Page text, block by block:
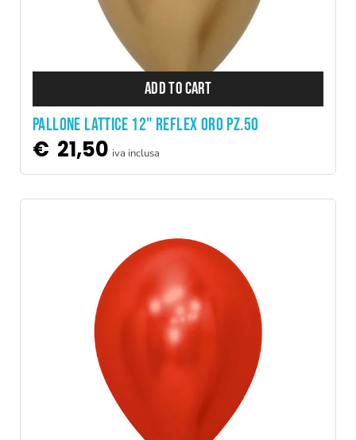
ADD TO CART
PALLONE LATTICE 12" REFLEX ORO PZ.50
€ 21,50 iva inclusa